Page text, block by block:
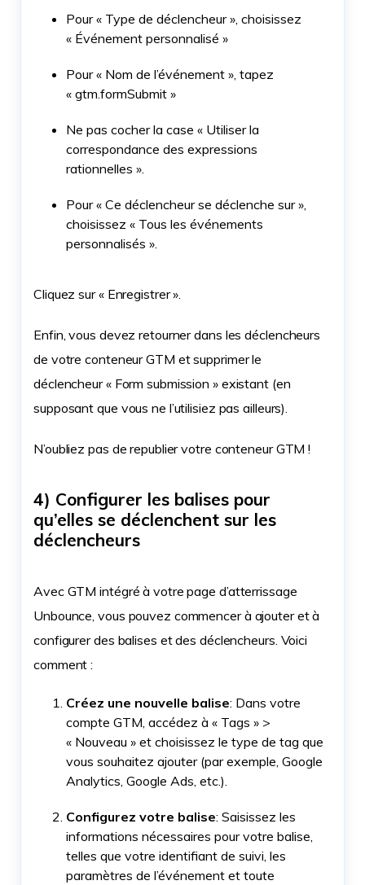
Pour « Type de déclencheur », choisissez
« Événement personnalisé »
Pour « Nom de l’événement », tapez
« gtm.formSubmit »
Ne pas cocher la case « Utiliser la
correspondance des expressions
rationnelles ».
Pour « Ce déclencheur se déclenche sur »,
choisissez « Tous les événements
personnalisés ».
Cliquez sur « Enregistrer ».
Enfin, vous devez retourner dans les déclencheurs
de votre conteneur GTM et supprimer le
déclencheur « Form submission » existant (en
supposant que vous ne l’utilisiez pas ailleurs).
N’oubliez pas de republier votre conteneur GTM !
4) Configurer les balises pour
qu’elles se déclenchent sur les
déclencheurs
Avec GTM intégré à votre page d’atterrissage
Unbounce, vous pouvez commencer à ajouter et à
configurer des balises et des déclencheurs. Voici
comment :
Créez une nouvelle balise: Dans votre
compte GTM, accédez à « Tags » >
« Nouveau » et choisissez le type de tag que
vous souhaitez ajouter (par exemple, Google
Analytics, Google Ads, etc.).
Configurez votre balise: Saisissez les
informations nécessaires pour votre balise,
telles que votre identifiant de suivi, les
paramètres de l’événement et toute